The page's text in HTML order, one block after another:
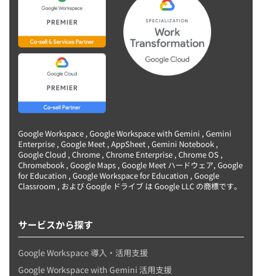
サービスから探す
Google Workspace 導入・活用支援
Google Workspace with Gemini 活用支援
Google Workspace , Google Workspace with Gemini , Gemini
Enterprise , Google Meet , AppSheet , Gemini Notebook ,
Google Cloud , Chrome , Chrome Enterprise , Chrome OS ,
Chromebook , Google Maps , Google Meet ハードウェア, Google
for Education , Google Workspace for Education , Google
Classroom , および Google ドライブ は Google LLC の商標です。